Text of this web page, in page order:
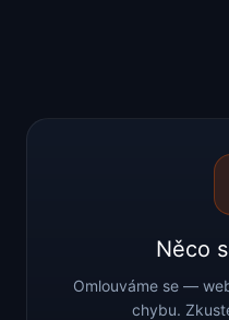
Něco
Omlouváme se —
chybu.